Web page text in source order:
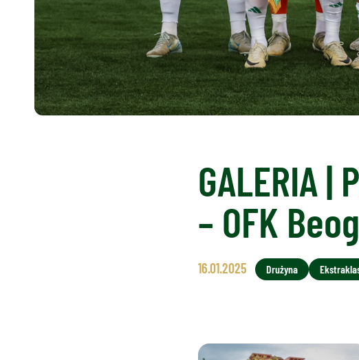
GALERIA
– OFK
16.01.2025 Drużyna